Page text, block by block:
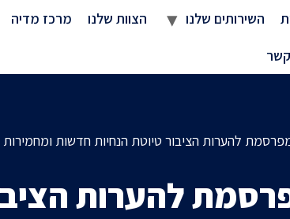
השירותים שלנו הצוות שלנו מרכז מדיה
להערות הציבור טיוטת הנחיות חדשות ומחמירות
להערות